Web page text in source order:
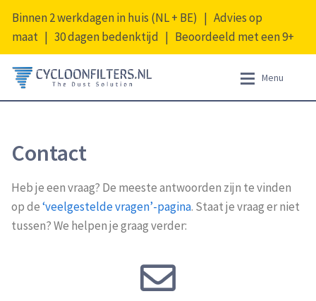
Binnen 2 werkdagen in huis (NL + BE) | Advies op
maat | 30 dagen bedenktijd | Beoordeeld met een 9+
Menu
Opruiming
Afdichtringen
Afdichtstrips
Cycloonfilters
Informatie
Mijn account
Nederlands
Contact
Heb je een vraag? De meeste antwoorden zijn te vinden
op de‘veelgestelde vragen’-pagina. Staat je vraag er niet
tussen? We helpen je graag verder: